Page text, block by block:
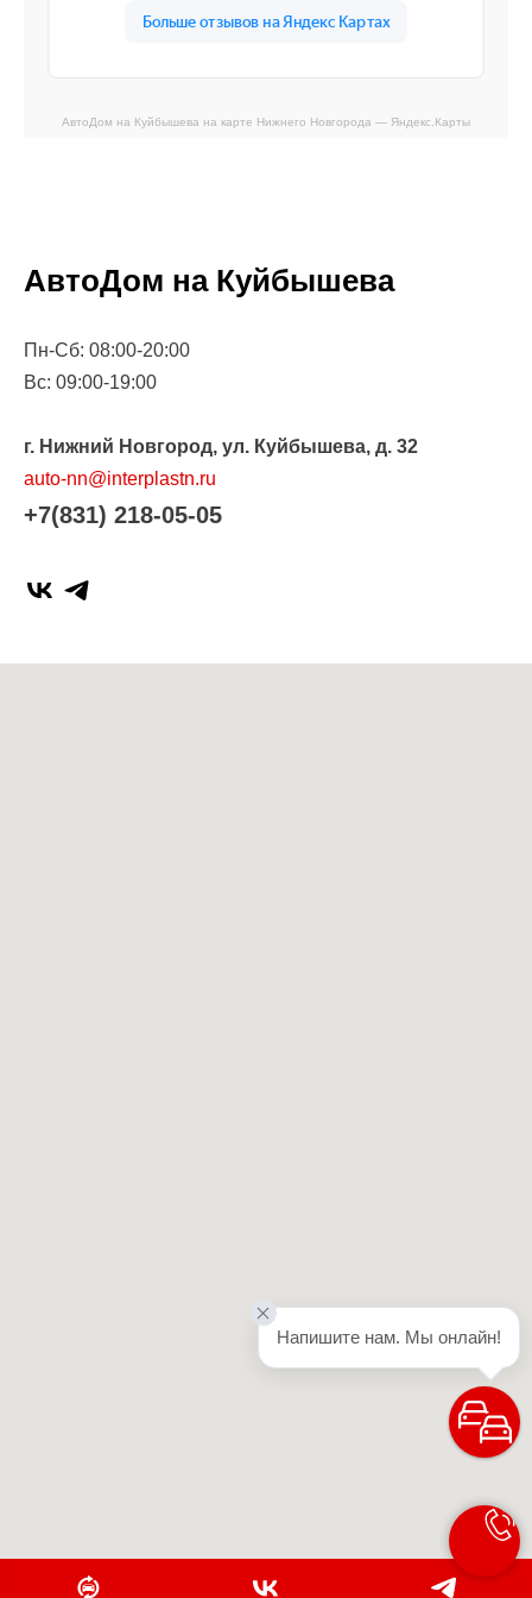
АвтоДом на Куйбышева на карте Нижнего Новгорода — Яндекс.Карты
АвтоДом на Куйбышева
Пн-Сб: 08:00-20:00
Вс: 09:00-19:00
г. Нижний Новгород, ул. Куйбышева, д. 32
auto-nn@interplastn.ru
+7(831) 218-05-05
Напишите нам. Мы онлайн!